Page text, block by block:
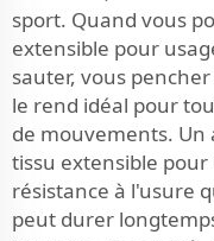
sport. Quand vous
extensible pour
sauter, vous
le rend idéal pour
de mouvements.
tissu extensible
résistance à l'usure
peut durer